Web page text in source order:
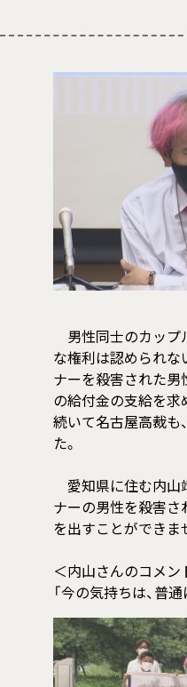
男性同士のカップ
な権利は認められな
ナーを殺害された男
の給付金の支給を求
続いて名古屋高裁も
た。
愛知県に住む内山
ナーの男性を殺害さ
を出すことができま
＜内山さんのコメン
「今の気持ちは、普